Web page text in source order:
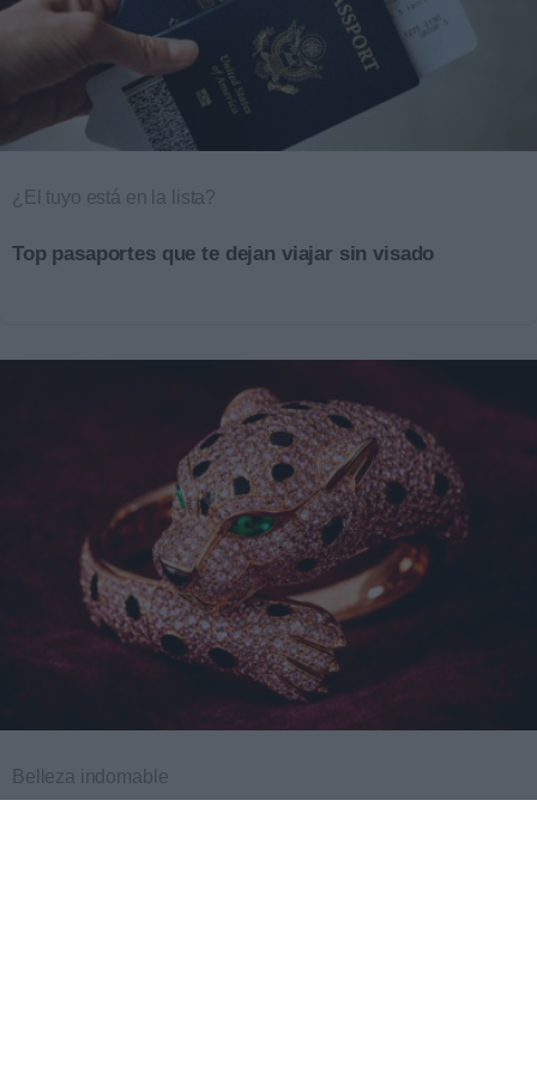
¿El tuyo está en la lista?
Top pasaportes que te dejan viajar sin visado
Belleza indomable